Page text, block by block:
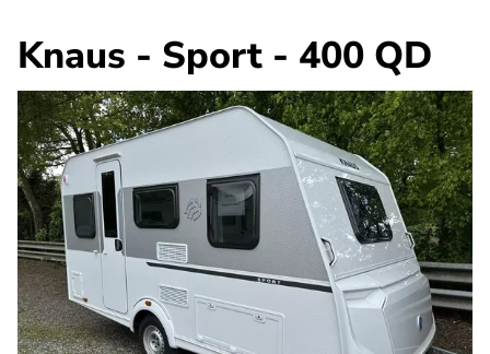
Knaus - Sport - 400 QD